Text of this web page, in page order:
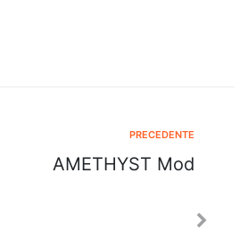
PRECEDENTE
AMETHYST Mod